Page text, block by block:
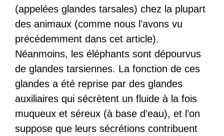
(appelées glandes tarsales) chez la plupart
des animaux (comme nous l’avons vu
précédemment dans cet article).
Néanmoins, les éléphants sont dépourvus
de glandes tarsiennes. La fonction de ces
glandes a été reprise par des glandes
auxiliaires qui sécrètent un fluide à la fois
muqueux et séreux (à base d’eau), et l’on
suppose que leurs sécrétions contribuent